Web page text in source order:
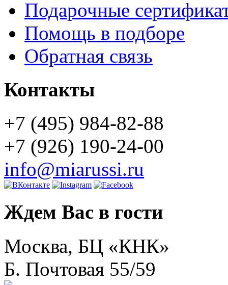
Подарочные
Помощь в подборе
Обратная связь
Контакты
+7 (495) 984-82-88
+7 (926) 190-24-00
info@miarussi.ru
Ждем Вас в гости
Москва, БЦ «КНК»
Б. Почтовая 55/59